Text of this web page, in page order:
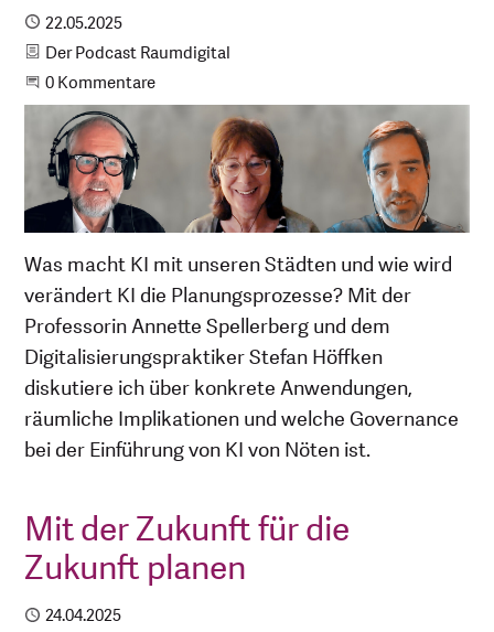
Publiziert
22.05.2025
Kategorie
Der Podcast Raumdigital
Beginne eine Unterhaltung
0 Kommentare
Was macht KI mit unseren Städten und wie wird
verändert KI die Planungsprozesse? Mit der
Professorin Annette Spellerberg und dem
Digitalisierungspraktiker Stefan Höffken
diskutiere ich über konkrete Anwendungen,
räumliche Implikationen und welche Governance
bei der Einführung von KI von Nöten ist.
Mit der Zukunft für die
Zukunft planen
Publiziert
24.04.2025